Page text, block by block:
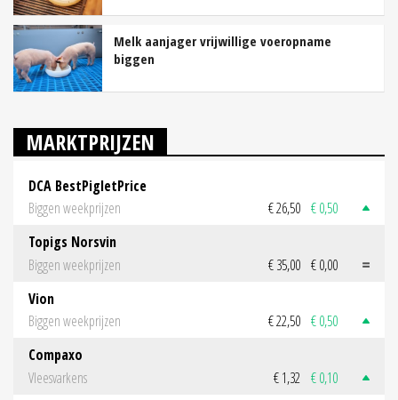
Melk aanjager vrijwillige voeropname
biggen
MARKTPRIJZEN
DCA BestPigletPrice
Biggen weekprijzen
€ 26,50 € 0,50
Topigs Norsvin
Biggen weekprijzen
€ 35,00 € 0,00
Vion
Biggen weekprijzen
€ 22,50 € 0,50
Compaxo
Vleesvarkens
€ 1,32 € 0,10